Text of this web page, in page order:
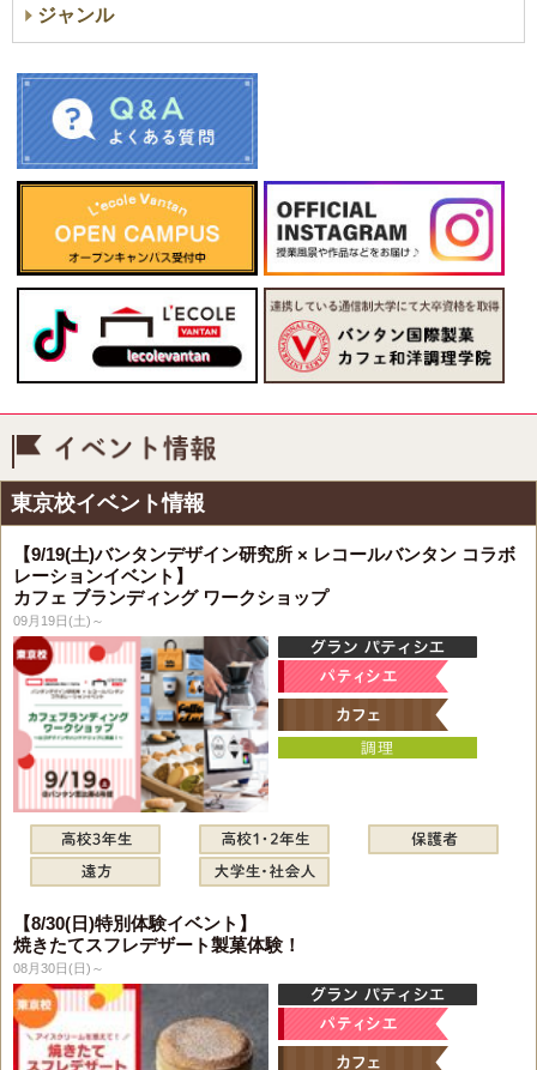
ジャンル
東京校イベント情報
【9/19(土)バンタンデザイン研究所 × レコールバンタン コラボ
レーションイベント】
カフェ ブランディング ワークショップ
09月19日(土)～
【8/30(日)特別体験イベント】
焼きたてスフレデザート製菓体験！
08月30日(日)～